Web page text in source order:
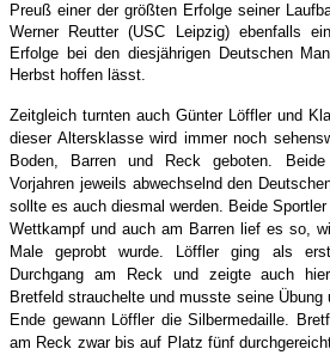
Preuß einer der größten Erfolge seiner
Werner Reutter (USC Leipzig) ebenfalls
Erfolge bei den diesjährigen Deutschen
Herbst hoffen lässt.
Zeitgleich turnten auch Günter Löffler und
dieser Altersklasse wird immer noch
Boden, Barren und Reck geboten.
Vorjahren jeweils abwechselnd den
sollte es auch diesmal werden. Beide
Wettkampf und auch am Barren lief es so,
Male geprobt wurde. Löffler ging als
Durchgang am Reck und zeigte auch
Bretfeld strauchelte und musste seine Übung
Ende gewann Löffler die Silbermedaille.
am Reck zwar bis auf Platz fünf